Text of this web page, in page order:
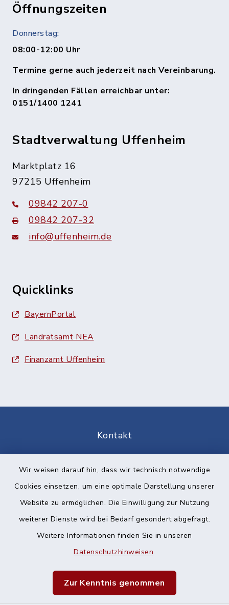
Wir weisen darauf hin, dass wir technisch notwendige
Cookies einsetzen, um eine optimale Darstellung unserer
Website zu ermöglichen. Die Einwilligung zur Nutzung
weiterer Dienste wird bei Bedarf gesondert abgefragt.
Weitere Informationen finden Sie in unseren
Datenschutzhinweisen.
Zur Kenntnis genommen
Öffnungszeiten
Donnerstag:
08:00-12:00 Uhr
Termine gerne auch jederzeit nach Vereinbarung.
In dringenden Fällen erreichbar unter:
0151/1400 1241
Stadtverwaltung Uffenheim
Marktplatz 16
97215 Uffenheim
09842 207-0
09842 207-32
info@uffenheim.de
Quicklinks
BayernPortal
Landratsamt NEA
Finanzamt Uffenheim
Kontakt
Datenschutz
Impressum
Sitemap
Cookie-Einstellungen